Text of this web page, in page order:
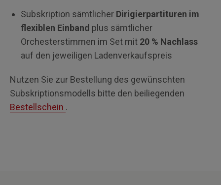
Subskription sämtlicher Dirigierpartituren im
flexiblen Einband plus sämtlicher
Orchesterstimmen im Set mit 20 % Nachlass
auf den jeweiligen Ladenverkaufspreis
Nutzen Sie zur Bestellung des gewünschten
Subskriptionsmodells bitte den beiliegenden
Bestellschein .